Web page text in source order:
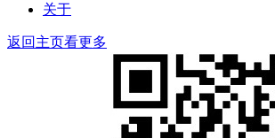
关于
返回主页看更多